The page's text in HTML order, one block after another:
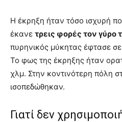
Η έκρηξη ήταν τόσο ισχυρή
έκανε τρεις φορές τον γύρο
πυρηνικός μύκητας έφτασε
Το φως της έκρηξης ήταν
χλμ. Στην κοντινότερη πόλη
ισοπεδώθηκαν.
Γιατί δεν